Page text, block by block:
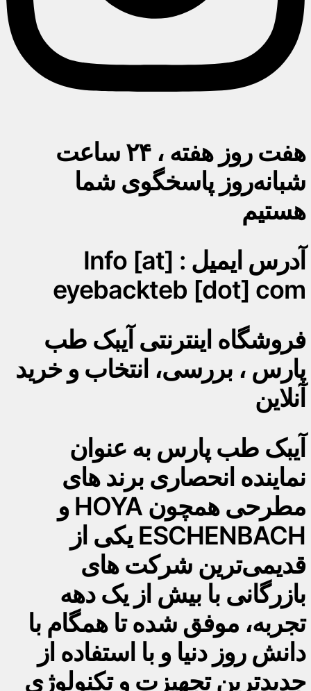
هفت روز هفته ، ۲۴ ساعت
شبانه‌روز پاسخگوی شما
هستیم
آدرس ایمیل : Info [at]
eyebackteb [dot] com
فروشگاه اینترنتی آیبک طب
پارس ، بررسی، انتخاب و خرید
آنلاین
آیبک طب پارس به عنوان
نماینده انحصاری برند های
مطرحی همچون HOYA و
ESCHENBACH یکی از
قدیمی‌ترین شرکت های
بازرگانی با بیش از یک دهه
تجربه، موفق شده تا همگام با
دانش روز دنیا و با استفاده از
جدیدترین تجهیزت و تکنولوژی